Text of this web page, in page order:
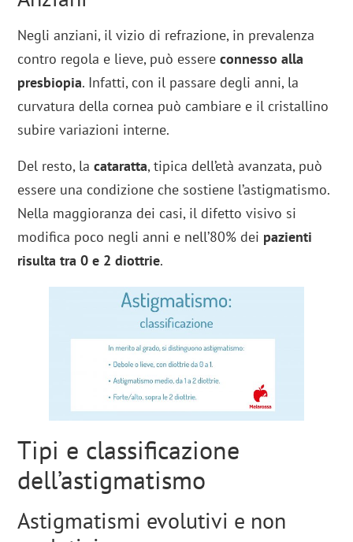
Negli anziani, il vizio di refrazione, in prevalenza
contro regola e lieve, può essereconnesso alla
presbiopia. Infatti, con il passare degli anni, la
curvatura della cornea può cambiare e il cristallino
subire variazioni interne.
Del resto, lacataratta, tipica dell’età avanzata, può
essere una condizione che sostiene l’astigmatismo.
Nella maggioranza dei casi, il difetto visivo si
modifica poco negli anni e nell’80% dei pazienti
risulta tra 0 e 2 diottrie.
Tipi e classificazione
dell’astigmatismo
Astigmatismi evolutivi e non